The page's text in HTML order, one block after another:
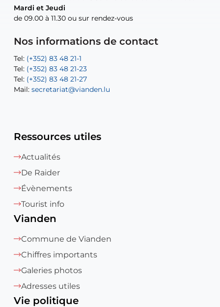
Mardi et Jeudi
de 09.00 à 11.30 ou sur rendez-vous
Nos informations de contact
Tel: (+352) 83 48 21-1
Tel: (+352) 83 48 21-23
Tel: (+352) 83 48 21-27
Mail: secretariat@vianden.lu
Mardi et Jeudi
de 09.00 à 11.30 ou sur rendez-vous
Tel: (+352) 83 48 21-20
Tel: (+352) 83 48 21-22
Mail:sofia.carvalho@vianden.lu
Mail: diane.storn@vianden.lu
Mail:recette@vianden.lu
Tel:(+352) 83 48 21-31
Tel:Permanence (Fuite d’eau) : 83 48 21 61
Ressources utiles
Actualités
De Raider
Évènements
Tourist info
Vianden
Commune de Vianden
Chiffres importants
Galeries photos
Adresses utiles
Vie politique